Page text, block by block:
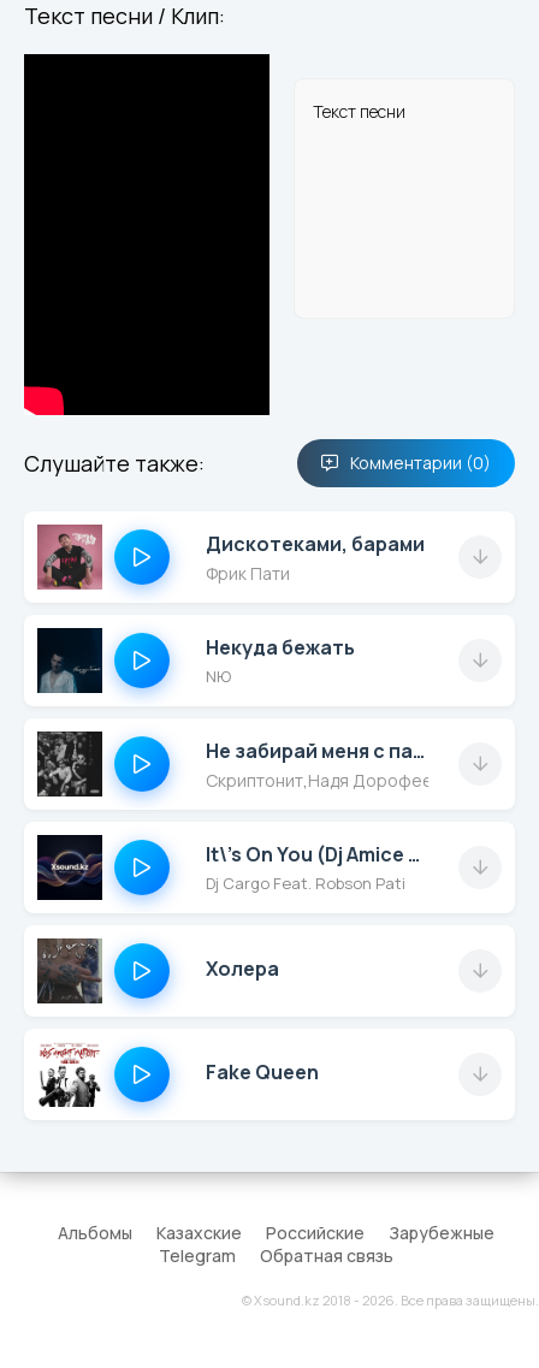
Текст песни / Клип:
Текст песни
Слушайте также: Комментарии (0)
Дискотеками, барами
Фрик Пати
Некуда бежать
NЮ
Не забирай меня с пати
Скриптонит Надя Дорофеева
It\'s On You (Dj Amice Remix)
Dj Cargo Feat. Robson Pati
Холера
Fake Queen
Альбомы Казахские Российские
Зарубежные
Telegram
Обратная связь
© Xsound.kz 2018 - 2026. Все права защищены.